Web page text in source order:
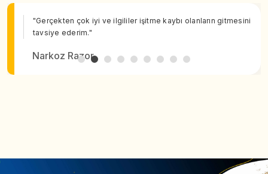
"Gerçekten çok iyi ve ilgililer işitme kaybı olanların gitmesini
tavsiye ederim."
Narkoz Razor